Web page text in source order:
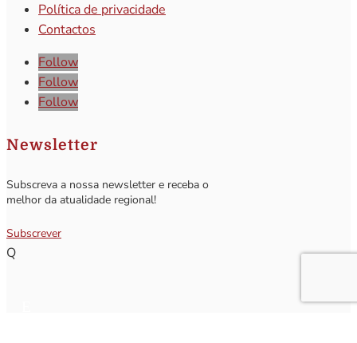
Política de privacidade
Contactos
Follow
Follow
Follow
Newsletter
Subscreva a nossa newsletter e receba o
melhor da atualidade regional!
Subscrever
Q